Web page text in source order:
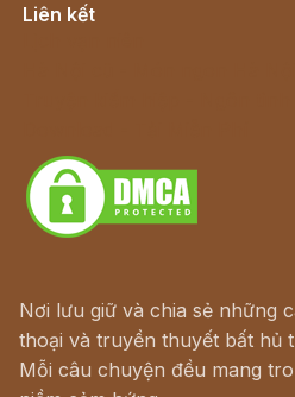
Liên kết
Nơi lưu giữ và chia sẻ những
thoại và truyền thuyết bất hủ
Mỗi câu chuyện đều mang